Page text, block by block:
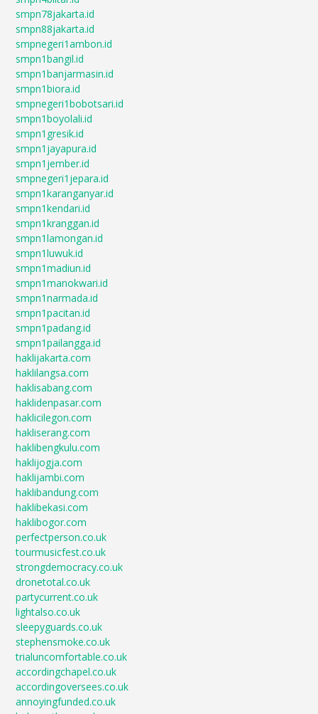
smpn78jakarta.id
smpn88jakarta.id
smpnegeri1ambon.id
smpn1bangil.id
smpn1banjarmasin.id
smpn1biora.id
smpnegeri1bobotsari.id
smpn1boyolali.id
smpn1gresik.id
smpn1jayapura.id
smpn1jember.id
smpnegeri1jepara.id
smpn1karanganyar.id
smpn1kendari.id
smpn1kranggan.id
smpn1lamongan.id
smpn1luwuk.id
smpn1madiun.id
smpn1manokwari.id
smpn1narmada.id
smpn1pacitan.id
smpn1padang.id
smpn1pailangga.id
haklijakarta.com
haklilangsa.com
haklisabang.com
haklidenpasar.com
haklicilegon.com
hakliserang.com
haklibengkulu.com
haklijogja.com
haklijambi.com
haklibandung.com
haklibekasi.com
haklibogor.com
perfectperson.co.uk
tourmusicfest.co.uk
strongdemocracy.co.uk
dronetotal.co.uk
partycurrent.co.uk
lightalso.co.uk
sleepyguards.co.uk
stephensmoke.co.uk
trialuncomfortable.co.uk
accordingchapel.co.uk
accordingoversees.co.uk
annoyingfunded.co.uk